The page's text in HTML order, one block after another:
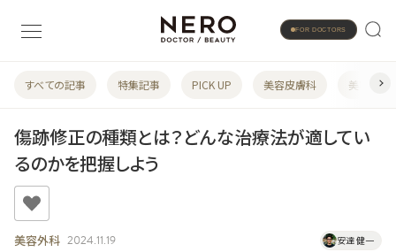
FOR DOCTORS
すべての記事 特集記事 PICK UP 美容皮膚科 美容婦人
傷跡修正の種類とは？どんな治療法が適してい
るのかを把握しよう
美容外科 2024.11.19 安達 健一